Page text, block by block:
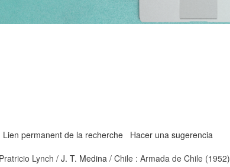
Lien permanent de la recherche
Hacer una sugerencia
Lynch /J. T. Medina / Chile : Armada de Chile (1952)